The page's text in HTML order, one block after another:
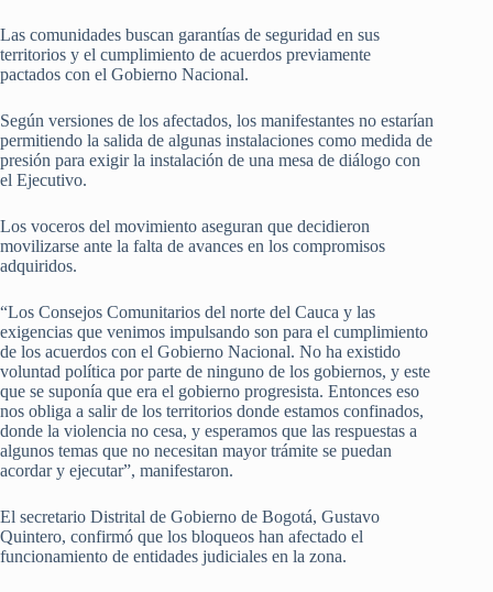
Las comunidades buscan garantías de seguridad en sus
territorios y el cumplimiento de acuerdos previamente
pactados con el Gobierno Nacional.
Según versiones de los afectados, los manifestantes no estarían
permitiendo la salida de algunas instalaciones como medida de
presión para exigir la instalación de una mesa de diálogo con
el Ejecutivo.
Los voceros del movimiento aseguran que decidieron
movilizarse ante la falta de avances en los compromisos
adquiridos.
“Los Consejos Comunitarios del norte del Cauca y las
exigencias que venimos impulsando son para el cumplimiento
de los acuerdos con el Gobierno Nacional. No ha existido
voluntad política por parte de ninguno de los gobiernos, y este
que se suponía que era el gobierno progresista. Entonces eso
nos obliga a salir de los territorios donde estamos confinados,
donde la violencia no cesa, y esperamos que las respuestas a
algunos temas que no necesitan mayor trámite se puedan
acordar y ejecutar”, manifestaron.
El secretario Distrital de Gobierno de Bogotá, Gustavo
Quintero, confirmó que los bloqueos han afectado el
funcionamiento de entidades judiciales en la zona.